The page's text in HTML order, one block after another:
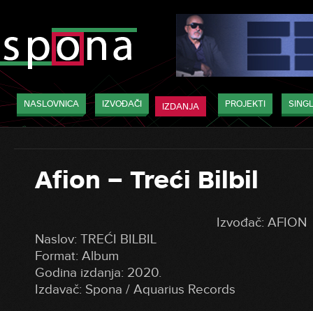
NASLOVNICA IZVOĐAČI IZDANJA PROJEKTI
Afion – Treći Bilbil
Izvođač: AFION
Naslov: TREĆI BILBIL
Format: Album
Godina izdanja: 2020.
Izdavač: Spona / Aquarius Records